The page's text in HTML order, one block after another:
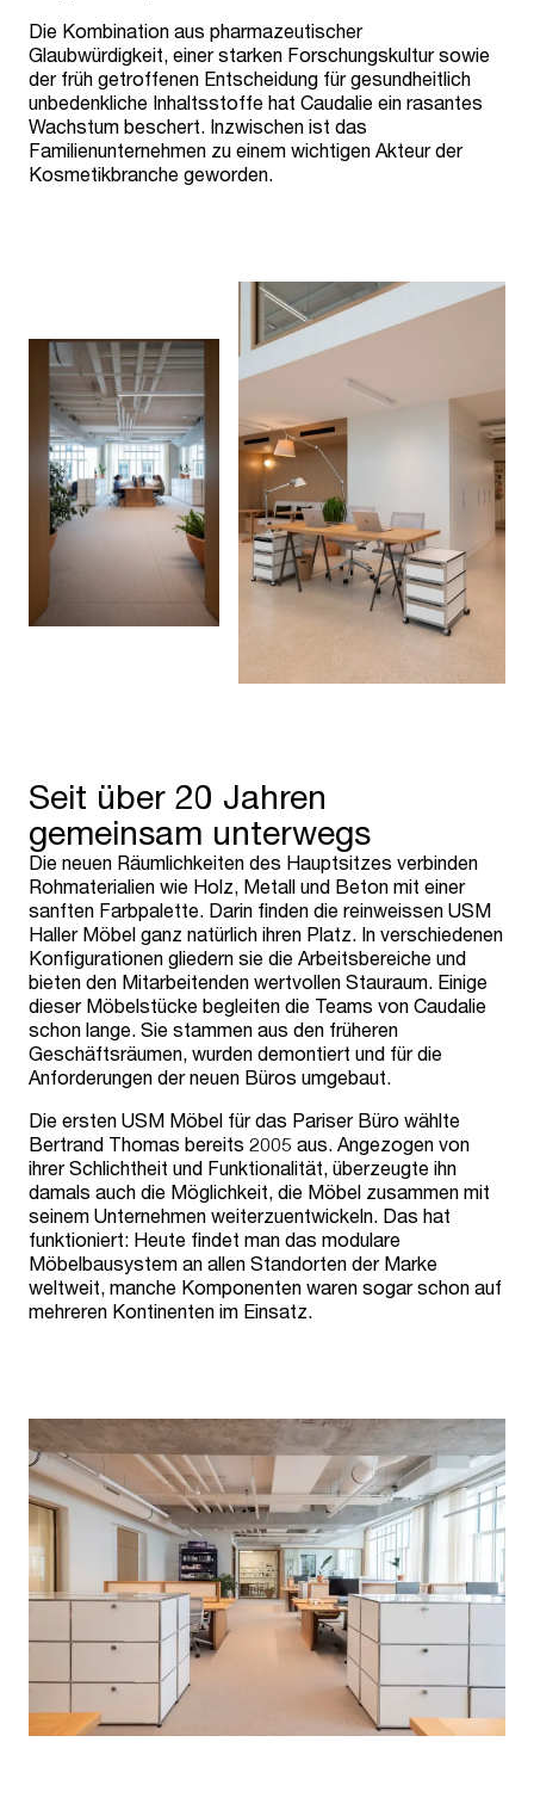
Die Kombination aus pharmazeutischer
Glaubwürdigkeit, einer starken Forschungskultur sowie
der früh getroffenen Entscheidung für gesundheitlich
unbedenkliche Inhaltsstoffe hat Caudalie ein rasantes
Wachstum beschert. Inzwischen ist das
Familienunternehmen zu einem wichtigen Akteur der
Kosmetikbranche geworden.
Seit über 20 Jahren
gemeinsam unterwegs
Die neuen Räumlichkeiten des Hauptsitzes verbinden
Rohmaterialien wie Holz, Metall und Beton mit einer
sanften Farbpalette. Darin finden die reinweissen USM
Haller Möbel ganz natürlich ihren Platz. In verschiedenen
Konfigurationen gliedern sie die Arbeitsbereiche und
bieten den Mitarbeitenden wertvollen Stauraum. Einige
dieser Möbelstücke begleiten die Teams von Caudalie
schon lange. Sie stammen aus den früheren
Geschäftsräumen, wurden demontiert und für die
Anforderungen der neuen Büros umgebaut.
Die ersten USM Möbel für das Pariser Büro wählte
Bertrand Thomas bereits 2005 aus. Angezogen von
ihrer Schlichtheit und Funktionalität, überzeugte ihn
damals auch die Möglichkeit, die Möbel zusammen mit
seinem Unternehmen weiterzuentwickeln. Das hat
funktioniert: Heute findet man das modulare
Möbelbausystem an allen Standorten der Marke
weltweit, manche Komponenten waren sogar schon auf
mehreren Kontinenten im Einsatz.